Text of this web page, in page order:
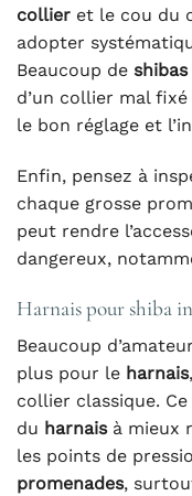
collier et le cou du
adopter
Beaucoup de shibas
d’un collier mal
le bon réglage et
Enfin, pensez à
chaque grosse
peut rendre
dangereux,
Harnais pour shiba
Beaucoup
plus pour le harnais
collier classique.
du harnaisà mieux
les points de
promenades,